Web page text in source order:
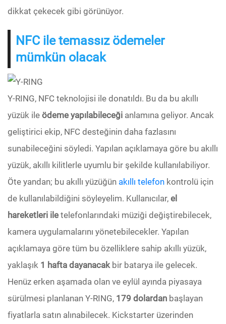
dikkat çekecek gibi görünüyor.
NFC ile temassız ödemeler
mümkün olacak
Y-RING, NFC teknolojisi ile donatıldı. Bu da bu akıllı
yüzük ile ödeme yapılabileceği anlamına geliyor. Ancak
geliştirici ekip, NFC desteğinin daha fazlasını
sunabileceğini söyledi. Yapılan açıklamaya göre bu akıllı
yüzük, akıllı kilitlerle uyumlu bir şekilde kullanılabiliyor.
Öte yandan; bu akıllı yüzüğün akıllı telefon kontrolü için
de kullanılabildiğini söyleyelim. Kullanıcılar, el
hareketleri ile telefonlarındaki müziği değiştirebilecek,
kamera uygulamalarını yönetebilecekler. Yapılan
açıklamaya göre tüm bu özelliklere sahip akıllı yüzük,
yaklaşık 1 hafta dayanacak bir batarya ile gelecek.
Henüz erken aşamada olan ve eylül ayında piyasaya
sürülmesi planlanan Y-RING, 179 dolardan başlayan
fiyatlarla satın alınabilecek. Kickstarter üzerinden